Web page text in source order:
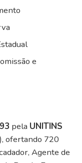
e
pela UNITINS
ofertando 720
Agente de